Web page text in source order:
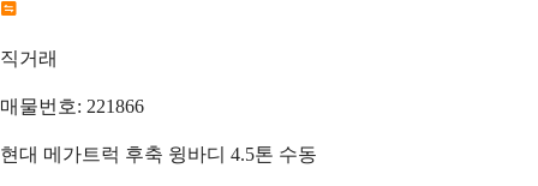
직거래
매물번호: 221866
현대 메가트럭 후축 윙바디 4.5톤 수동